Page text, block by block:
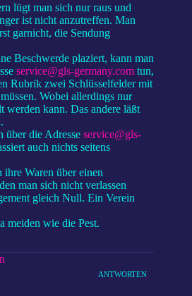
lügt man sich nur raus und
ist nicht anzutreffen. Man
garnicht, die Sendung
Beschwerde plaziert, kann man
service@gls-germany.com tun,
Rubrik zwei Schlüsselfelder mit
Wobei allerdings nur
werden kann. Das andere läßt
über die Adresse service@gls-
auch nichts seitens
Waren über einen
man sich nicht verlassen
gleich Null. Ein Verein
meiden wie die Pest.
ANTWORTEN